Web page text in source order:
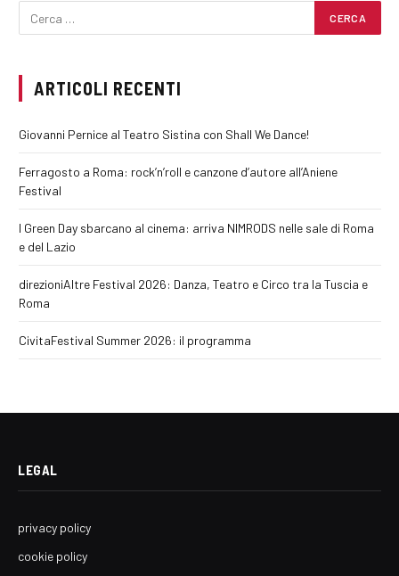
ARTICOLI RECENTI
Giovanni Pernice al Teatro Sistina con Shall We Dance!
Ferragosto a Roma: rock’n’roll e canzone d’autore all’Aniene
Festival
I Green Day sbarcano al cinema: arriva NIMRODS nelle sale di Roma
e del Lazio
direzioniAltre Festival 2026: Danza, Teatro e Circo tra la Tuscia e
Roma
CivitaFestival Summer 2026: il programma
LEGAL
privacy policy
cookie policy